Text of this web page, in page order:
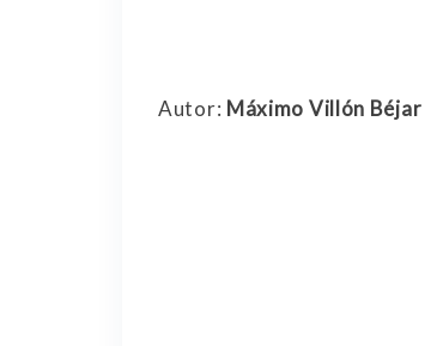
Autor: Máximo Villón Béjar